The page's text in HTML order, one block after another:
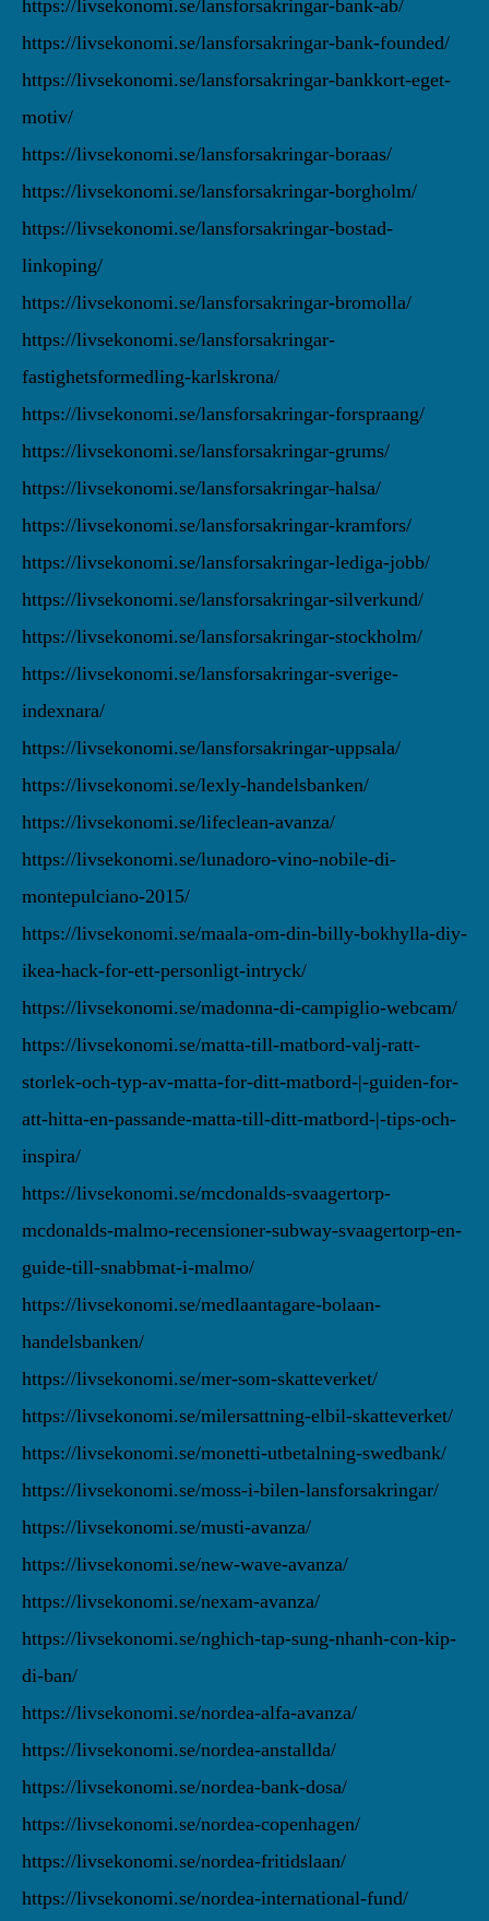
https://livsekonomi.se/lansforsakringar-bank-ab/
https://livsekonomi.se/lansforsakringar-bank-founded/
https://livsekonomi.se/lansforsakringar-bankkort-eget-
motiv/
https://livsekonomi.se/lansforsakringar-boraas/
https://livsekonomi.se/lansforsakringar-borgholm/
https://livsekonomi.se/lansforsakringar-bostad-
linkoping/
https://livsekonomi.se/lansforsakringar-bromolla/
https://livsekonomi.se/lansforsakringar-
fastighetsformedling-karlskrona/
https://livsekonomi.se/lansforsakringar-forspraang/
https://livsekonomi.se/lansforsakringar-grums/
https://livsekonomi.se/lansforsakringar-halsa/
https://livsekonomi.se/lansforsakringar-kramfors/
https://livsekonomi.se/lansforsakringar-lediga-jobb/
https://livsekonomi.se/lansforsakringar-silverkund/
https://livsekonomi.se/lansforsakringar-stockholm/
https://livsekonomi.se/lansforsakringar-sverige-
indexnara/
https://livsekonomi.se/lansforsakringar-uppsala/
https://livsekonomi.se/lexly-handelsbanken/
https://livsekonomi.se/lifeclean-avanza/
https://livsekonomi.se/lunadoro-vino-nobile-di-
montepulciano-2015/
https://livsekonomi.se/maala-om-din-billy-bokhylla-diy-
ikea-hack-for-ett-personligt-intryck/
https://livsekonomi.se/madonna-di-campiglio-webcam/
https://livsekonomi.se/matta-till-matbord-valj-ratt-
storlek-och-typ-av-matta-for-ditt-matbord-|-guiden-for-
att-hitta-en-passande-matta-till-ditt-matbord-|-tips-och-
inspira/
https://livsekonomi.se/mcdonalds-svaagertorp-
mcdonalds-malmo-recensioner-subway-svaagertorp-en-
guide-till-snabbmat-i-malmo/
https://livsekonomi.se/medlaantagare-bolaan-
handelsbanken/
https://livsekonomi.se/mer-som-skatteverket/
https://livsekonomi.se/milersattning-elbil-skatteverket/
https://livsekonomi.se/monetti-utbetalning-swedbank/
https://livsekonomi.se/moss-i-bilen-lansforsakringar/
https://livsekonomi.se/musti-avanza/
https://livsekonomi.se/new-wave-avanza/
https://livsekonomi.se/nexam-avanza/
https://livsekonomi.se/nghich-tap-sung-nhanh-con-kip-
di-ban/
https://livsekonomi.se/nordea-alfa-avanza/
https://livsekonomi.se/nordea-anstallda/
https://livsekonomi.se/nordea-bank-dosa/
https://livsekonomi.se/nordea-copenhagen/
https://livsekonomi.se/nordea-fritidslaan/
https://livsekonomi.se/nordea-international-fund/